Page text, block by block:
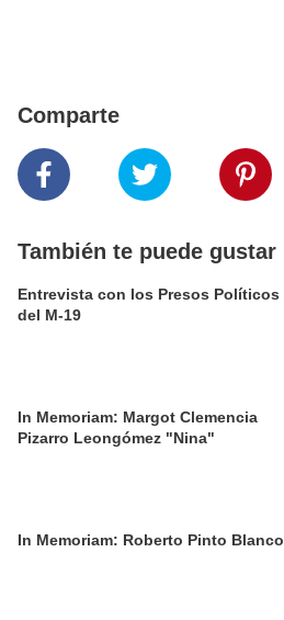
Comparte
También te puede gustar
Entrevista con los Presos Políticos
del M-19
In Memoriam: Margot Clemencia
Pizarro Leongómez "Nina"
In Memoriam: Roberto Pinto Blanco